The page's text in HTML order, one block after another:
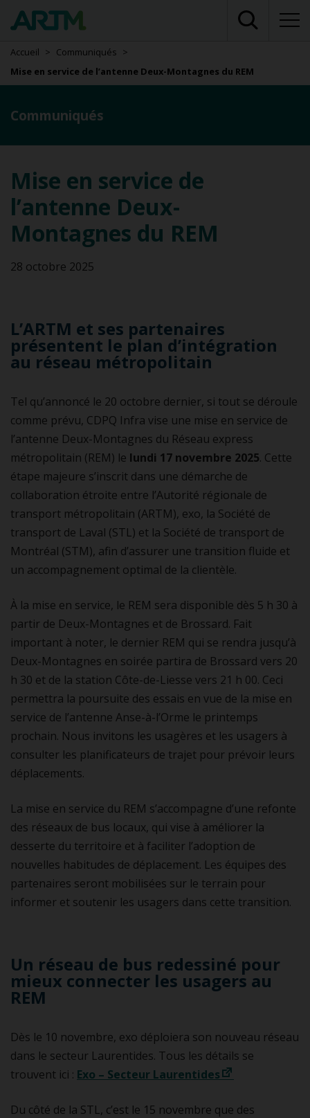
Accueil
Communiqués
Mise en service de l’antenne Deux-Montagnes du REM
Communiqués
Mise en service de
l’antenne Deux-
Montagnes du REM
28 octobre 2025
L’ARTM et ses partenaires
présentent le plan d’intégration
au réseau métropolitain
Tel qu’annoncé le 20 octobre dernier, si tout se déroule
comme prévu, CDPQ Infra vise une mise en service de
l’antenne Deux-Montagnes du Réseau express
métropolitain (REM) le lundi 17 novembre 2025. Cette
étape majeure s’inscrit dans une démarche de
collaboration étroite entre l’Autorité régionale de
transport métropolitain (ARTM), exo, la Société de
transport de Laval (STL) et la Société de transport de
Montréal (STM), afin d’assurer une transition fluide et
un accompagnement optimal de la clientèle.
À la mise en service, le REM sera disponible dès 5 h 30 à
partir de Deux-Montagnes et de Brossard. Fait
important à noter, le dernier REM qui se rendra jusqu’à
Deux-Montagnes en soirée partira de Brossard vers 20
h 30 et de la station Côte-de-Liesse vers 21 h 00. Ceci
permettra la poursuite des essais en vue de la mise en
service de l’antenne Anse-à-l’Orme le printemps
prochain. Nous invitons les usagères et les usagers à
consulter les planificateurs de trajet pour prévoir leurs
déplacements.
La mise en service du REM s’accompagne d’une refonte
des réseaux de bus locaux, qui vise à améliorer la
desserte du territoire et à faciliter l’adoption de
nouvelles habitudes de déplacement. Les équipes des
partenaires seront mobilisées sur le terrain pour
informer et soutenir les usagers dans cette transition.
Un réseau de bus redessiné pour
mieux connecter les usagers au
REM
Dès le 10 novembre, exo déploiera son nouveau réseau
dans le secteur Laurentides. Tous les détails se
trouvent ici : Exo – Secteur Laurentides
Du côté de la STL, c’est le 15 novembre que des